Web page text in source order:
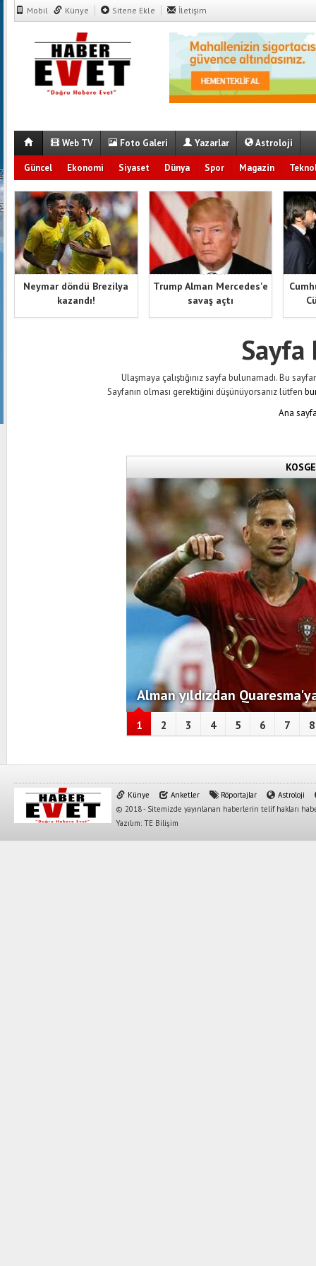
Mobil Künye Sitene Ekle İletişim
Web TV Foto Galeri Yazarlar Astroloji
Güncel Ekonomi Siyaset Dünya Spor Magazin
Neymar döndü Brezilya
kazandı!
Trump Alman Mercedes'e
savaş açtı
Sayfa
Ulaşmaya çalıştığınız sayfa bulunamadı. Bu
Sayfanın olması gerektiğini düşünüyorsanız lütfen
Ana
1 2 3 4 5 6 7 8
Alman yıldızdan
Künye Anketler Röportajlar
Astroloji
© 2018 - Sitemizde yayınlanan haberlerin telif hakları
Yazılım: TE Bilişim